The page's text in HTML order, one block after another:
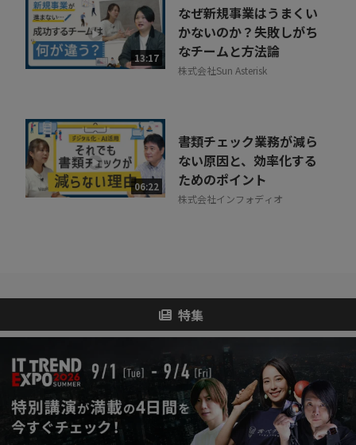
13:17
なぜ新規事業はうまくい
かないのか？失敗しがち
なチームと方法論
株式会社Sun Asterisk
06:22
書類チェック業務が減ら
ない原因と、効率化する
ためのポイント
株式会社インフォディオ
特集